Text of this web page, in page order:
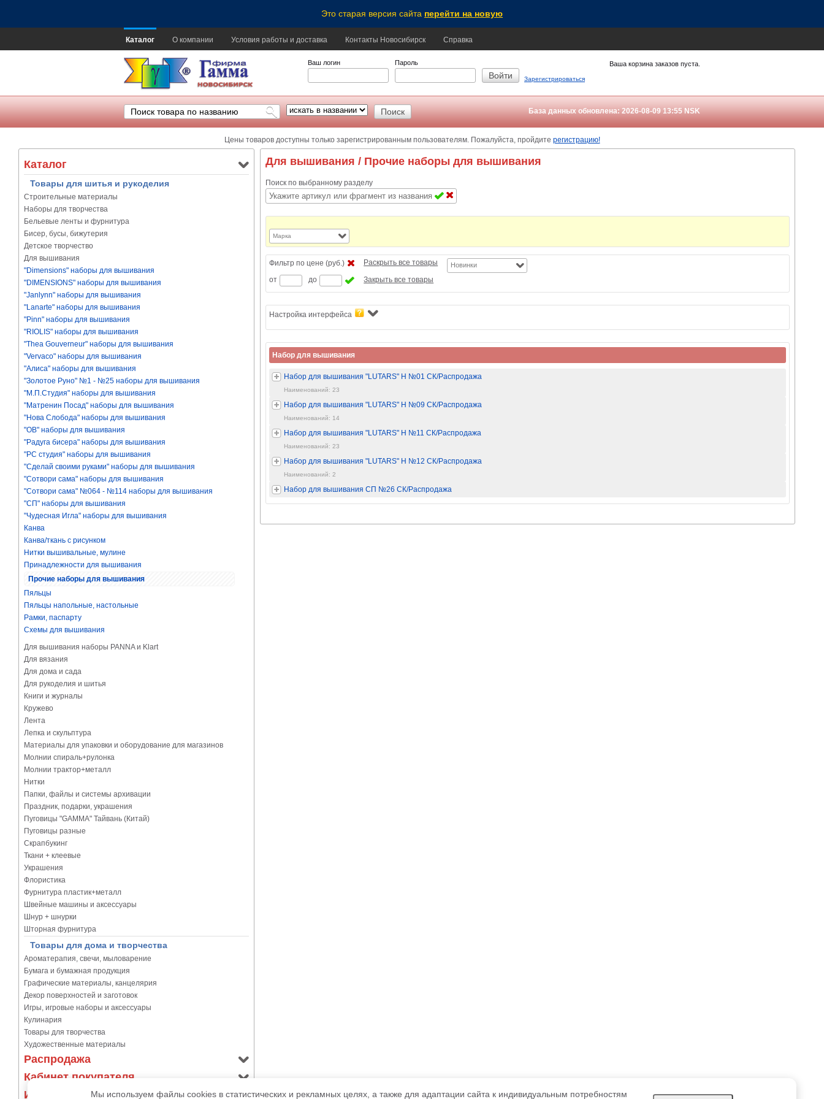
Это старая версия сайта перейти на новую
Каталог О компании Условия работы и доставка Контакты Новосибирск Справка
Ваш логин Пароль
Зарегистрироваться
Ваша корзина заказов пуста.
База данных обновлена: 2026-08-09 13:55 NSK
Цены товаров доступны только зарегистрированным пользователям. Пожалуйста, пройдите регистрацию!
Каталог
Товары для шитья и рукоделия
Строительные материалы
Наборы для творчества
Бельевые ленты и фурнитура
Бисер, бусы, бижутерия
Детское творчество
Для вышивания
"Dimensions" наборы для вышивания
"DIMENSIONS" наборы для вышивания
"Janlynn" наборы для вышивания
"Lanarte" наборы для вышивания
"Pinn" наборы для вышивания
"RIOLIS" наборы для вышивания
"Thea Gouverneur" наборы для вышивания
"Vervaco" наборы для вышивания
"Алиса" наборы для вышивания
"Золотое Руно" №1 - №25 наборы для вышивания
"М.П.Студия" наборы для вышивания
"Матренин Посад" наборы для вышивания
"Нова Слобода" наборы для вышивания
"ОВ" наборы для вышивания
"Радуга бисера" наборы для вышивания
"РС студия" наборы для вышивания
"Сделай своими руками" наборы для вышивания
"Сотвори сама" наборы для вышивания
"Сотвори сама" №064 - №114 наборы для вышивания
"СП" наборы для вышивания
"Чудесная Игла" наборы для вышивания
Канва
Канва/ткань с рисунком
Нитки вышивальные, мулине
Принадлежности для вышивания
Прочие наборы для вышивания
Пяльцы
Пяльцы напольные, настольные
Рамки, паспарту
Схемы для вышивания
Для вышивания наборы PANNA и Klart
Для вязания
Для дома и сада
Для рукоделия и шитья
Книги и журналы
Кружево
Лента
Лепка и скульптура
Материалы для упаковки и оборудование для магазинов
Молнии спираль+рулонка
Молнии трактор+металл
Нитки
Папки, файлы и системы архивации
Праздник, подарки, украшения
Пуговицы "GAMMA" Тайвань (Китай)
Пуговицы разные
Скрапбукинг
Ткани + клеевые
Украшения
Флористика
Фурнитура пластик+металл
Швейные машины и аксессуары
Шнур + шнурки
Шторная фурнитура
Товары для дома и творчества
Ароматерапия, свечи, мыловарение
Бумага и бумажная продукция
Графические материалы, канцелярия
Декор поверхностей и заготовок
Игры, игровые наборы и аксессуары
Кулинария
Товары для творчества
Художественные материалы
Распродажа
Кабинет покупателя
Информация
Для вышивания / Прочие наборы для вышивания
Поиск по выбранному разделу
Марка
Фильтр по цене (руб.)
от
до
Раскрыть все товары
Закрыть все товары
Новинки
Настройка интерфейса
Набор для вышивания
Набор для вышивания "LUTARS" Н №01 СК/Распродажа
Наименований: 23
Набор для вышивания "LUTARS" Н №09 СК/Распродажа
Наименований: 14
Набор для вышивания "LUTARS" Н №11 СК/Распродажа
Наименований: 23
Набор для вышивания "LUTARS" Н №12 СК/Распродажа
Наименований: 2
Набор для вышивания СП №26 СК/Распродажа
Мы используем файлы cookies в статистических и рекламных целях, а также для адаптации сайта к индивидуальным потребностям